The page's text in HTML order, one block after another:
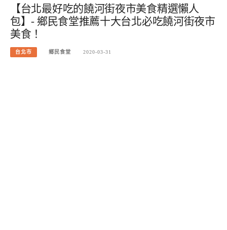
【台北最好吃的饒河街夜市美食精選懶人
包】- 鄉民食堂推薦十大台北必吃饒河街夜市
美食！
台北市 鄉民食堂 2020-03-31